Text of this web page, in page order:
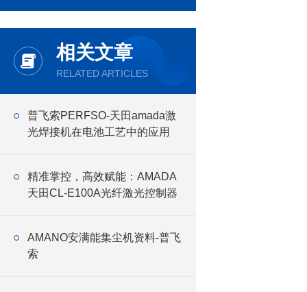
相关文章
RELATED ARTICLES
普飞索PERFSO-天田amada激
光焊接机在电池工艺中的应用
精准掌控，高效赋能：AMADA
天田CL-E100A光纤激光控制器
AMANO安满能集尘机资料-普飞
索